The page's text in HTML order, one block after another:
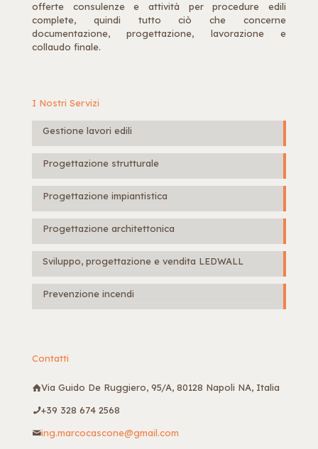
offerte consulenze e attività per procedure edili
complete, quindi tutto ciò che concerne
documentazione, progettazione, lavorazione e
collaudo finale.
I Nostri Servizi
Gestione lavori edili
Progettazione strutturale
Progettazione impiantistica
Progettazione architettonica
Sviluppo, progettazione e vendita LEDWALL
Prevenzione incendi
Contatti
Via Guido De Ruggiero, 95/A, 80128 Napoli NA, Italia
+39 328 674 2568
ing.marcocascone@gmail.com